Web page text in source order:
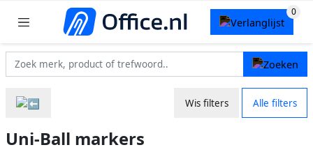
Wis filters Alle filters
Uni-Ball markers